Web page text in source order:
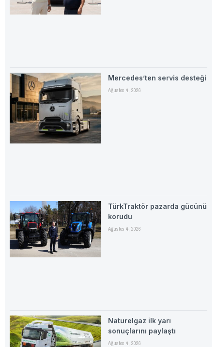
Mercedes’ten servis desteği
Ağustos 4, 2026
TürkTraktör pazarda gücünü
korudu
Ağustos 4, 2026
Naturelgaz ilk yarı
sonuçlarını paylaştı
Ağustos 4, 2026